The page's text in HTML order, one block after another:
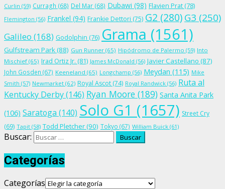
Curlin (59) Curragh (68) Del Mar (68) Dubawi (98) Flavien Prat (78)
Flemington (56) Frankel (94) Frankie Dettori (75) G2 (280)G3 (250)
Galileo (168) Godolphin (76) Grama (1561)
Gulfstream Park(88) Gun Runner (65) Hipódromo de Palermo (59) Into
Mischief (65) Irad Ortiz Jr. (81) James McDonald (56) Javier Castellano (87)
John Gosden (67) Keeneland (65) Longchamp (56) Meydan (115) Mike
Smith (57) Newmarket (62) Royal Ascot (74) Royal Randwick (56) Ruta al
Kentucky Derby(146) Ryan Moore (189) Santa Anita Park
(106) Saratoga (140) Solo G1 (1657) Street Cry
(69) Tapit (58) Todd Pletcher(90) Tokyo (67) William Buick (61)
Buscar:
Categorías
Categorías